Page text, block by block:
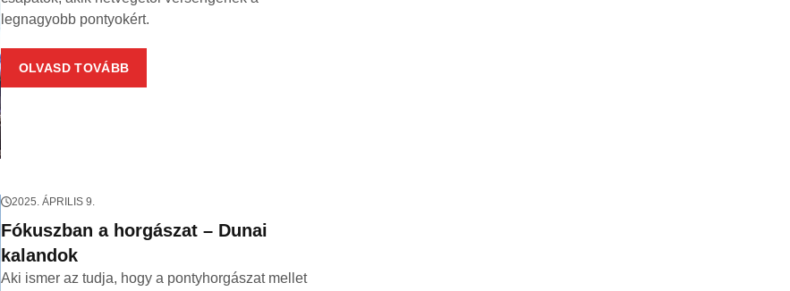
legnagyobb pontyokért.
OLVASD TOVÁBB
2025. ÁPRILIS 9.
Fókuszban a horgászat – Dunai
kalandok
Aki ismer az tudja, hogy a pontyhorgászat mellet